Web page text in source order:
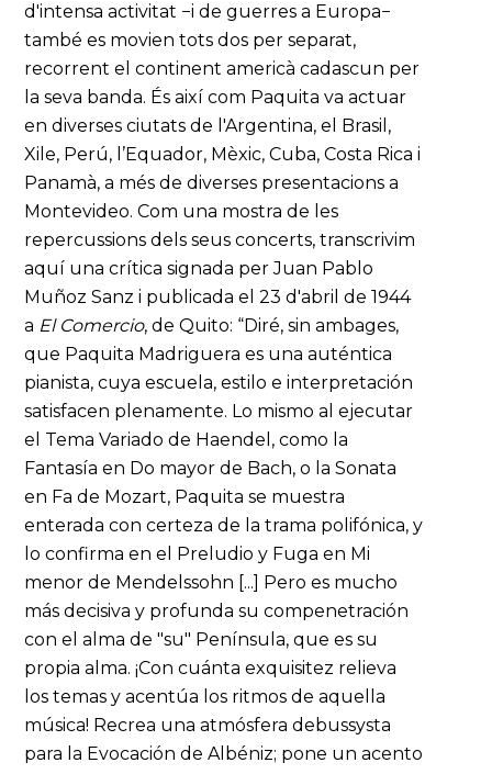
d'intensa activitat −i de guerres a Europa−
també es movien tots dos per separat,
recorrent el continent americà cadascun per
la seva banda. És així com Paquita va actuar
en diverses ciutats de l'Argentina, el Brasil,
Xile, Perú, l’Equador, Mèxic, Cuba, Costa Rica i
Panamà, a més de diverses presentacions a
Montevideo. Com una mostra de les
repercussions dels seus concerts, transcrivim
aquí una crítica signada per Juan Pablo
Muñoz Sanz i publicada el 23 d'abril de 1944
a El Comercio, de Quito: “Diré, sin ambages,
que Paquita Madriguera es una auténtica
pianista, cuya escuela, estilo e interpretación
satisfacen plenamente. Lo mismo al ejecutar
el Tema Variado de Haendel, como la
Fantasía en Do mayor de Bach, o la Sonata
en Fa de Mozart, Paquita se muestra
enterada con certeza de la trama polifónica, y
lo confirma en el Preludio y Fuga en Mi
menor de Mendelssohn [...] Pero es mucho
más decisiva y profunda su compenetración
con el alma de "su" Península, que es su
propia alma. ¡Con cuánta exquisitez relieva
los temas y acentúa los ritmos de aquella
música! Recrea una atmósfera debussysta
para la Evocación de Albéniz; pone un acento